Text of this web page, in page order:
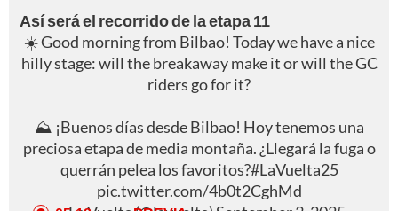
Así será el recorrido de la etapa 11
☀️ Good morning from Bilbao! Today we have a nice
hilly stage: will the breakaway make it or will the GC
riders go for it?
⛰ ¡Buenos días desde Bilbao! Hoy tenemos una
preciosa etapa de media montaña. ¿Llegará la fuga o
querrán pelea los favoritos?#LaVuelta25
pic.twitter.com/4b0t2CghMd